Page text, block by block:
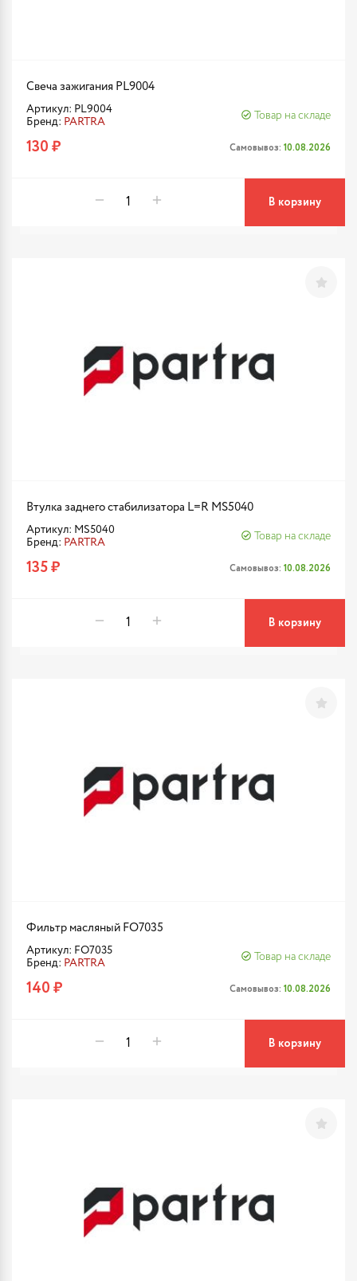
Свеча зажигания PL9004
Артикул: PL9004
Бренд: PARTRA
Товар на складе
130 ₽ Самовывоз: 10.08.2026
В корзину
Втулка заднего стабилизатора L=R MS5040
Артикул: MS5040
Бренд: PARTRA
Товар на складе
135 ₽ Самовывоз: 10.08.2026
В корзину
Фильтр масляный FO7035
Артикул: FO7035
Бренд: PARTRA
Товар на складе
140 ₽ Самовывоз: 10.08.2026
В корзину